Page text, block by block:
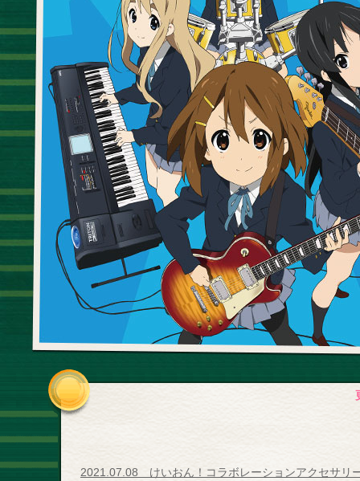
2021.07.08 けいおん！コラボレーションアクセサリ